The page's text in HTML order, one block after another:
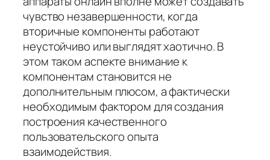
чувство незавершенности, когда
вторичные компоненты работают
неустойчиво или выглядят хаотично. В
этом таком аспекте внимание к
компонентам становится не
дополнительным плюсом, а фактически
необходимым фактором для создания
построения качественного
пользовательского опыта
взаимодействия.